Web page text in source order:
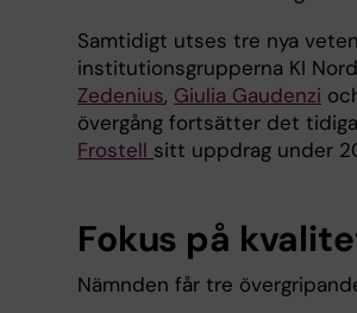
Samtidigt utses tre nya
institutionsgrupperna KI
Zedenius, Giulia Gaudenzi
övergång fortsätter det
Frostell sitt uppdrag under
Fokus på
Nämnden får tre